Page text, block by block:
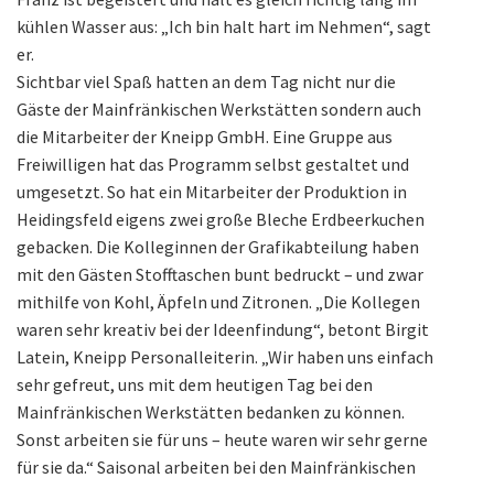
kühlen Wasser aus: „Ich bin halt hart im Nehmen“, sagt
er.
Sichtbar viel Spaß hatten an dem Tag nicht nur die
Gäste der Mainfränkischen Werkstätten sondern auch
die Mitarbeiter der Kneipp GmbH. Eine Gruppe aus
Freiwilligen hat das Programm selbst gestaltet und
umgesetzt. So hat ein Mitarbeiter der Produktion in
Heidingsfeld eigens zwei große Bleche Erdbeerkuchen
gebacken. Die Kolleginnen der Grafikabteilung haben
mit den Gästen Stofftaschen bunt bedruckt – und zwar
mithilfe von Kohl, Äpfeln und Zitronen. „Die Kollegen
waren sehr kreativ bei der Ideenfindung“, betont Birgit
Latein, Kneipp Personalleiterin. „Wir haben uns einfach
sehr gefreut, uns mit dem heutigen Tag bei den
Mainfränkischen Werkstätten bedanken zu können.
Sonst arbeiten sie für uns – heute waren wir sehr gerne
für sie da.“ Saisonal arbeiten bei den Mainfränkischen